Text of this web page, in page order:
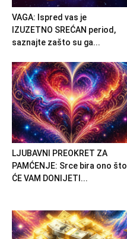
VAGA: Ispred vas je
IZUZETNO SREĆAN period,
saznajte zašto su ga...
LJUBAVNI PREOKRET ZA
PAMĆENJE: Srce bira ono što
ĆE VAM DONIJETI...